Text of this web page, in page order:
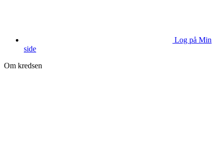
Log på Min
side
Om kredsen